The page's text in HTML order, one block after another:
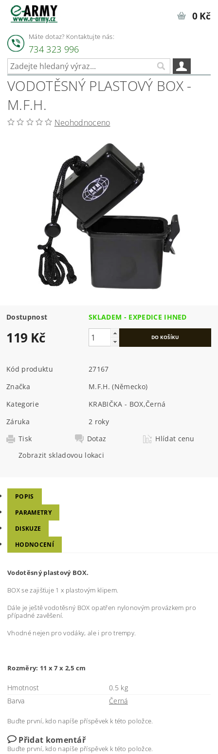
Máte dotaz? Kontaktujte nás:
734 323 996
0 Kč
VODOTĚSNÝ PLASTOVÝ BOX -
M.F.H.
Neohodnoceno
Dostupnost SKLADEM - EXPEDICE IHNED
119 Kč
Kód produktu
27167
Značka
M.F.H. (Německo)
Kategorie
KRABIČKA - BOX,Černá
Záruka
2 roky
Tisk
Dotaz
Hlídat cenu
Zobrazit skladovou lokaci
POPIS
PARAMETRY
DISKUZE
HODNOCENÍ
Vodotěsný plastový BOX.
BOX se zajišťuje 1 x plastovým klipem.
Dále je ještě vodotěsný BOX opatřen nylonovým provázkem pro
případné zavěšení.
Vhodné nejen pro vodáky, ale i pro trempy.
Rozměry: 11 x 7 x 2,5 cm
Hmotnost
0.5 kg
Barva
Černá
Buďte první, kdo napíše příspěvek k této položce.
Přidat komentář
Buďte první, kdo napíše příspěvek k této položce.